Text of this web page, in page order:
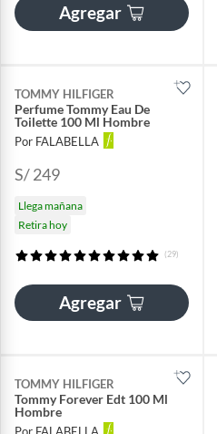
Agregar
TOMMY HILFIGER
Perfume Tommy Eau De
Toilette 100 Ml Hombre
Por FALABELLA
S/ 249
Llega mañana
Retira hoy
(29)
Agregar
TOMMY HILFIGER
Tommy Forever Edt 100 Ml
Hombre